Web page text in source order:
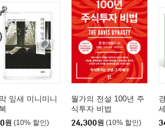
잎새 미니미니
원 (10% 할인)
월가의 전설 100년 주
식투자 비법
24,300원 (10% 할인)